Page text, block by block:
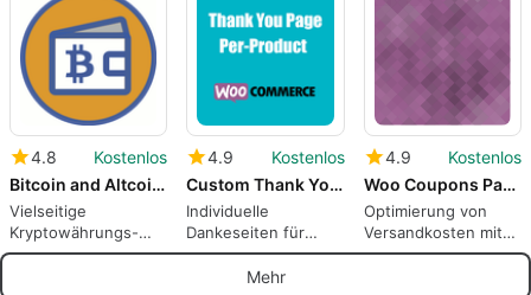
4.8
Kostenlos
Bitcoin and Altcoin Wallets
Vielseitige
Kryptowährungs-
Wallet für WordPress
4.9
Kostenlos
Custom Thank You Page Per Product for WC
Individuelle
Dankeseiten für
WooCommerce-
Produkte
4.9
Kostenlos
Woo Coupons Pay for Shipping
Optimierung von
Versandkosten mit
Woo Coupons
Mehr